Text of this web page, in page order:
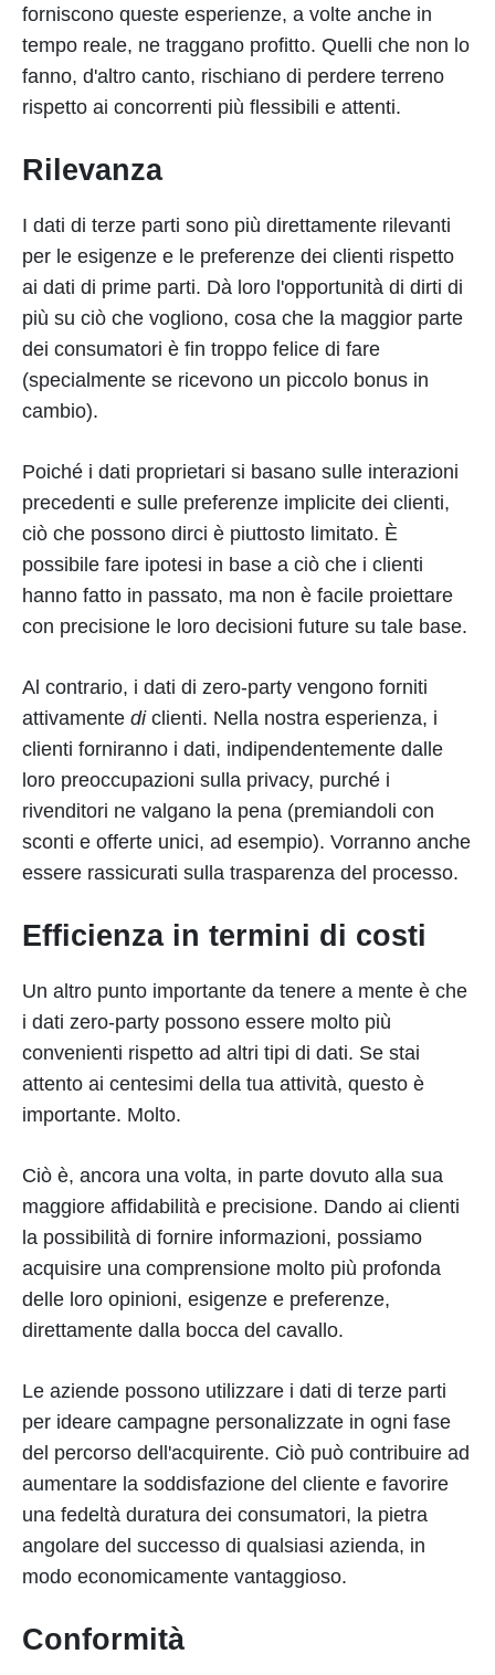
forniscono queste esperienze, a volte anche in
tempo reale, ne traggano profitto. Quelli che non lo
fanno, d'altro canto, rischiano di perdere terreno
rispetto ai concorrenti più flessibili e attenti.
Rilevanza
I dati di terze parti sono più direttamente rilevanti
per le esigenze e le preferenze dei clienti rispetto
ai dati di prime parti. Dà loro l'opportunità di dirti di
più su ciò che vogliono, cosa che la maggior parte
dei consumatori è fin troppo felice di fare
(specialmente se ricevono un piccolo bonus in
cambio).
Poiché i dati proprietari si basano sulle interazioni
precedenti e sulle preferenze implicite dei clienti,
ciò che possono dirci è piuttosto limitato. È
possibile fare ipotesi in base a ciò che i clienti
hanno fatto in passato, ma non è facile proiettare
con precisione le loro decisioni future su tale base.
Al contrario, i dati di zero-party vengono forniti
attivamente diclienti. Nella nostra esperienza, i
clienti forniranno i dati, indipendentemente dalle
loro preoccupazioni sulla privacy, purché i
rivenditori ne valgano la pena (premiandoli con
sconti e offerte unici, ad esempio). Vorranno anche
essere rassicurati sulla trasparenza del processo.
Efficienza in termini di costi
Un altro punto importante da tenere a mente è che
i dati zero-party possono essere molto più
convenienti rispetto ad altri tipi di dati. Se stai
attento ai centesimi della tua attività, questo è
importante. Molto.
Ciò è, ancora una volta, in parte dovuto alla sua
maggiore affidabilità e precisione. Dando ai clienti
la possibilità di fornire informazioni, possiamo
acquisire una comprensione molto più profonda
delle loro opinioni, esigenze e preferenze,
direttamente dalla bocca del cavallo.
Le aziende possono utilizzare i dati di terze parti
per ideare campagne personalizzate in ogni fase
del percorso dell'acquirente. Ciò può contribuire ad
aumentare la soddisfazione del cliente e favorire
una fedeltà duratura dei consumatori, la pietra
angolare del successo di qualsiasi azienda, in
modo economicamente vantaggioso.
Conformità